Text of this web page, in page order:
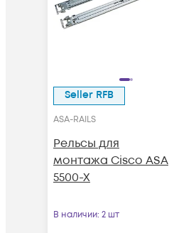
Seller RFB
ASA-RAILS
Рельсы для
монтажа Cisco ASA
5500-X
В наличии: 2 шт